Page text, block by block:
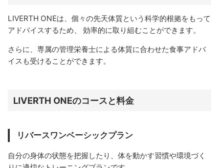
LIVERTH ONEは、個々の先天体質という科学的根拠をもって
アドバイスするため、 効率的に取り組むことができます。
さらに、専属の管理栄養士による体質に合わせた食事アドバ
イスも受けることができます。
LIVERTH ONEのコースと料金
リバースワンベーシックプラン
自分の身体の状態を把握したり、体を動かす習慣や環境づく